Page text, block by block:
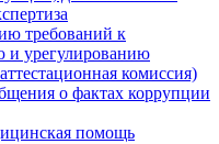
требований к
и урегулированию
комиссия)
о фактах коррупции
помощь